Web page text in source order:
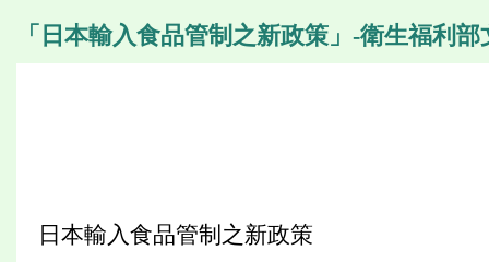
「日本輸入食品管制之新政策」-衛生福利部
日本輸入食品管制之新政策